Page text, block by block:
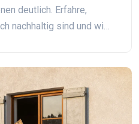
deutlich. Erfahre,
nachhaltig sind und wie